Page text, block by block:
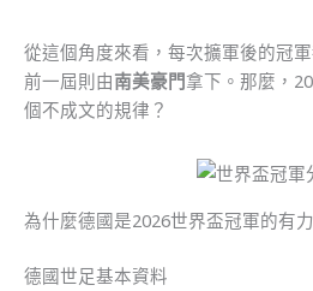
從這個角度來看，每次擴軍後的冠
前一屆則由南美豪門拿下。那麼，
個不成文的規律？
為什麼德國是2026世界盃冠軍的有
德國世足基本資料